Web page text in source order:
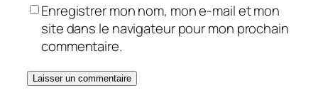
Enregistrer mon nom, mon e-mail et mon
site dans le navigateur pour mon prochain
commentaire.